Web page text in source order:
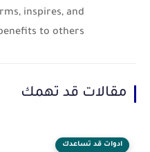
inspires, and
to others.
مقالات قد تهمك
ادوات قد تساعدك